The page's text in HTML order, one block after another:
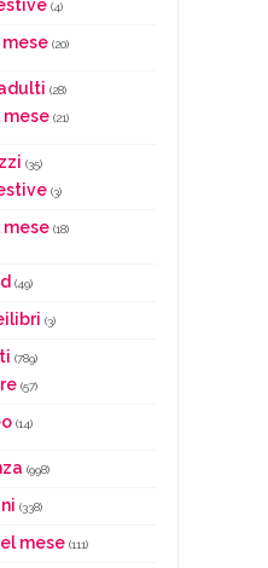
(4)
(20)
(28)
mese(21)
(35)
(3)
mese(18)
(49)
(3)
(789)
(57)
(14)
(998)
(338)
mese(111)